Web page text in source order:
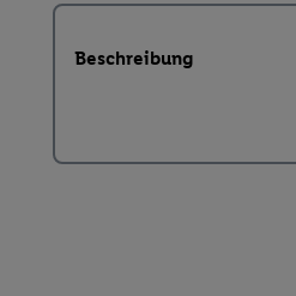
Beschreibung